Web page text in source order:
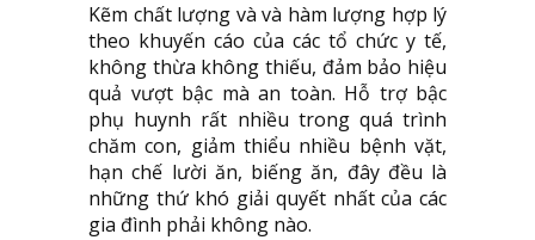
Kẽm chất lượng và và hàm lượng hợp lý
theo khuyến cáo của các tổ chức y tế,
không thừa không thiếu, đảm bảo hiệu
quả vượt bậc mà an toàn. Hỗ trợ bậc
phụ huynh rất nhiều trong quá trình
chăm con, giảm thiểu nhiều bệnh vặt,
hạn chế lười ăn, biếng ăn, đây đều là
những thứ khó giải quyết nhất của các
gia đình phải không nào.